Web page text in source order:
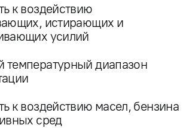
к воздействию
истирающих и
усилий
диапазон
к воздействию масел, бензина
сред